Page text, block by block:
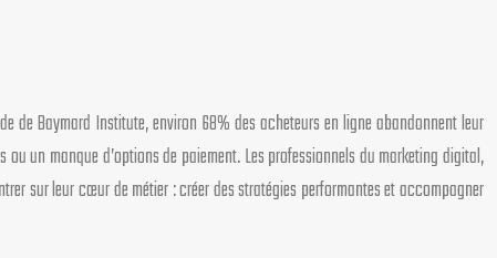
de Baymard Institute, environ 68% des acheteurs en ligne abandonnent leur
un manque d’options de paiement. Les professionnels du marketing digital,
sur leur cœur de métier : créer des stratégies performantes et accompagner